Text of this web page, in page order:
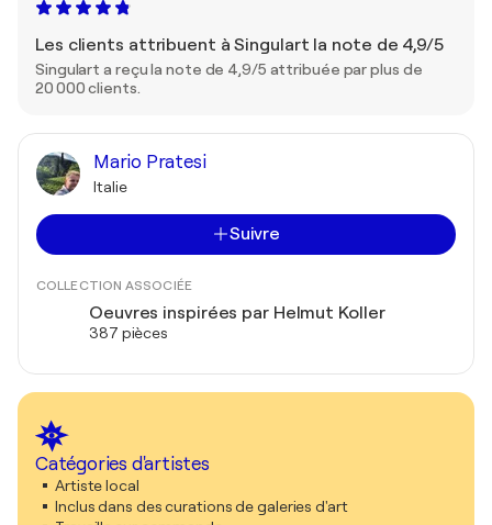
Les clients attribuent à Singulart la note de 4,9/5
Singulart a reçu la note de 4,9/5 attribuée par plus de
20 000 clients.
Mario Pratesi
Italie
Suivre
COLLECTION ASSOCIÉE
Oeuvres inspirées par Helmut Koller
387 pièces
Catégories d'artistes
Artiste local
Inclus dans des curations de galeries d'art